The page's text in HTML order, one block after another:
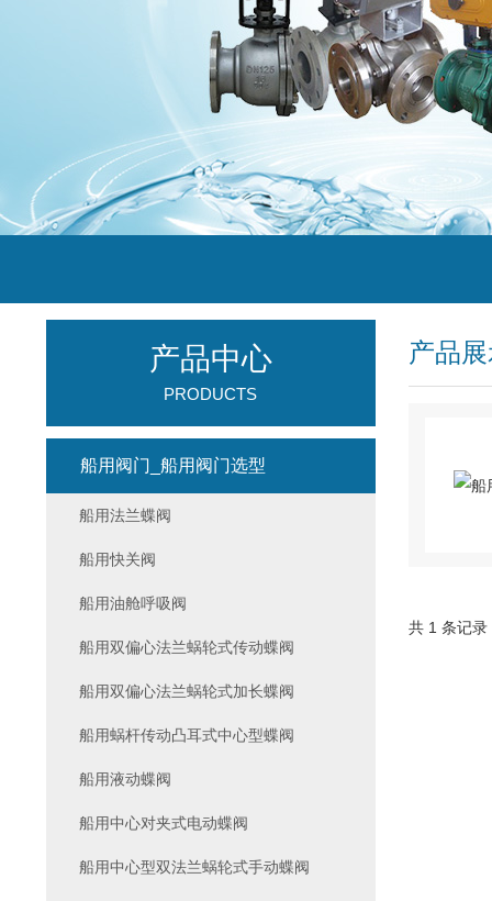
产品
共 1 条记
产品中心
PRODUCTS
船用阀门_船用阀门选型
船用法兰蝶阀
船用快关阀
船用油舱呼吸阀
船用双偏心法兰蜗轮式传动蝶阀
船用双偏心法兰蜗轮式加长蝶阀
船用蜗杆传动凸耳式中心型蝶阀
船用液动蝶阀
船用中心对夹式电动蝶阀
船用中心型双法兰蜗轮式手动蝶阀